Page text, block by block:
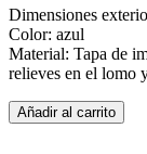
Dimensiones
Color: azul
Material: Tapa de
relieves en el lomo
Añadir al carrito